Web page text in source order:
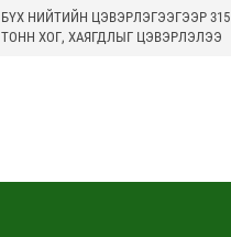
БҮХ НИЙТИЙН ЦЭВЭРЛЭГЭЭГЭЭР 315
ТОНН ХОГ, ХАЯГДЛЫГ ЦЭВЭРЛЭЛЭЭ